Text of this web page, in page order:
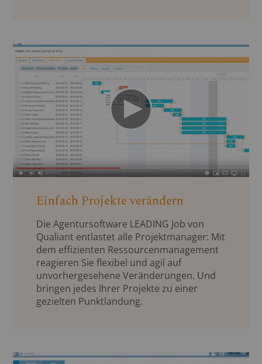
Einfach Projekte verändern
Die Agentursoftware LEADING Job von
Qualiant entlastet alle Projektmanager: Mit
dem effizienten Ressourcenmanagement
reagieren Sie flexibel und agil auf
unvorhergesehene Veränderungen. Und
bringen jedes Ihrer Projekte zu einer
gezielten Punktlandung.